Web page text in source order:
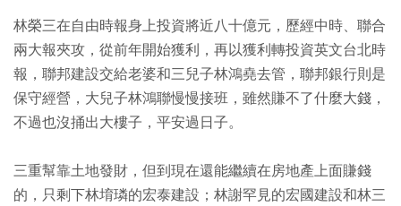
林榮三在自由時報身上投資將近八十億元，歷經中時、聯合
兩大報夾攻，從前年開始獲利，再以獲利轉投資英文台北時
報，聯邦建設交給老婆和三兒子林鴻堯去管，聯邦銀行則是
保守經營，大兒子林鴻聯慢慢接班，雖然賺不了什麼大錢，
不過也沒捅出大樓子，平安過日子。
三重幫靠土地發財，但到現在還能繼續在房地產上面賺錢
的，只剩下林堉璘的宏泰建設；林謝罕見的宏國建設和林三